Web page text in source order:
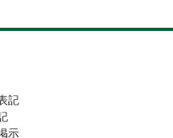
記
示